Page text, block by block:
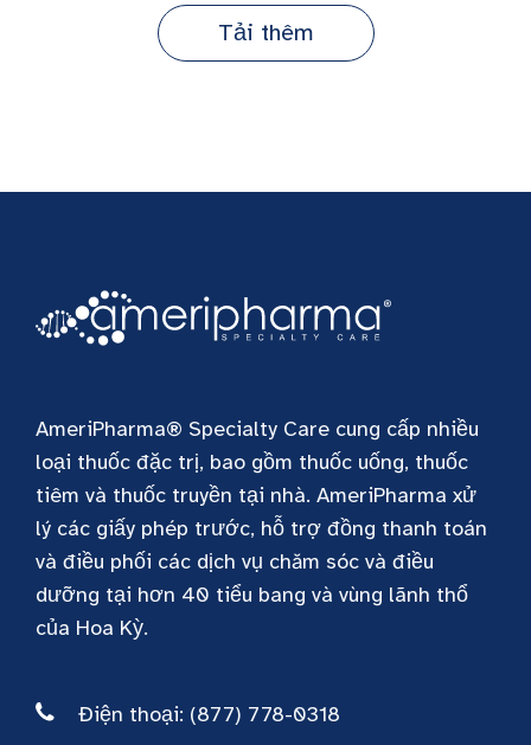
Tải thêm
AmeriPharma® Specialty Care cung cấp nhiều
loại thuốc đặc trị, bao gồm thuốc uống, thuốc
tiêm và thuốc truyền tại nhà. AmeriPharma xử
lý các giấy phép trước, hỗ trợ đồng thanh toán
và điều phối các dịch vụ chăm sóc và điều
dưỡng tại hơn 40 tiểu bang và vùng lãnh thổ
của Hoa Kỳ.
Điện thoại: (877) 778-0318